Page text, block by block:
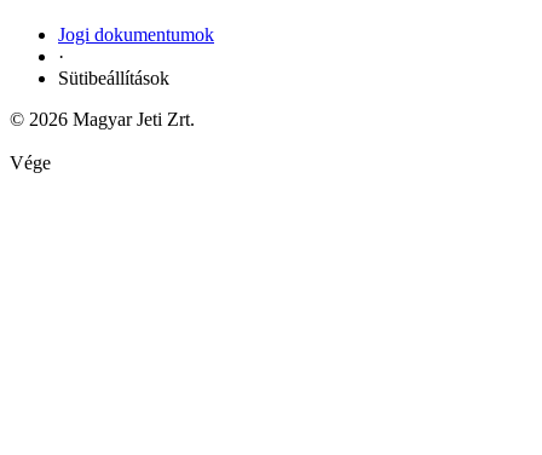
Jogi dokumentumok
·
Sütibeállítások
© 2026 Magyar Jeti Zrt.
Vége